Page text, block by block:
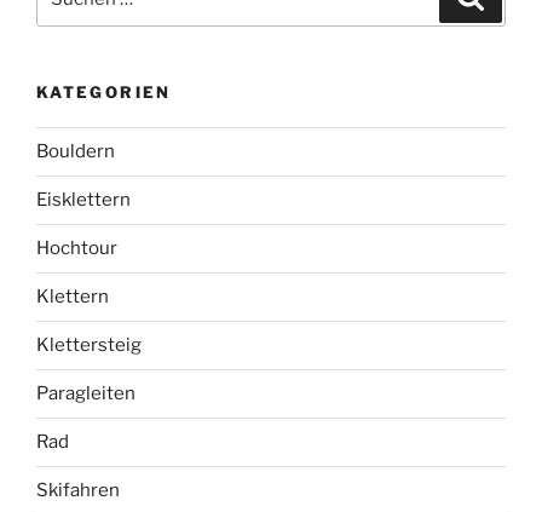
nach:
KATEGORIEN
Bouldern
Eisklettern
Hochtour
Klettern
Klettersteig
Paragleiten
Rad
Skifahren